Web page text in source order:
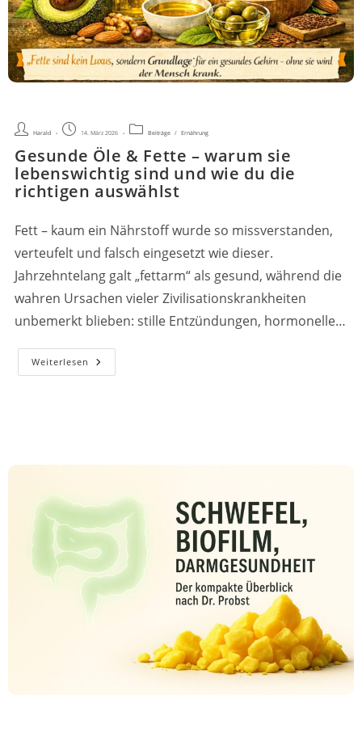
Gesunde Öle & Fette – warum sie
lebenswichtig sind und wie du die
richtigen auswählst
Beitrags-
Harald
Beitrag
veröffentlicht:
14. März 2026
Beitrags-
Beiträge / Ernährung
Fett – kaum ein Nährstoff wurde so missverstanden,
verteufelt und falsch eingesetzt wie dieser.
Jahrzehntelang galt „fettarm“ als gesund, während die
wahren Ursachen vieler Zivilisationskrankheiten
unbemerkt blieben: stille Entzündungen, hormonelle…
Weiterlesen Gesunde
Öle
Und
Richtigen
Auswählst